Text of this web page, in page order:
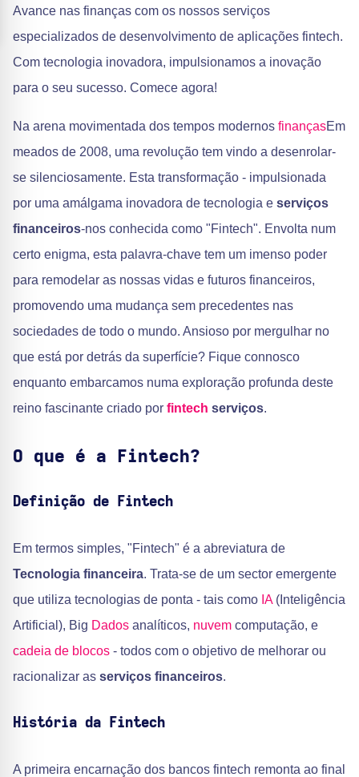
Avance nas finanças com os nossos serviços
especializados de desenvolvimento de aplicações fintech.
Com tecnologia inovadora, impulsionamos a inovação
para o seu sucesso. Comece agora!
Na arena movimentada dos tempos modernos finançasEm
meados de 2008, uma revolução tem vindo a desenrolar-
se silenciosamente. Esta transformação - impulsionada
por uma amálgama inovadora de tecnologia e serviços
financeiros-nos conhecida como "Fintech". Envolta num
certo enigma, esta palavra-chave tem um imenso poder
para remodelar as nossas vidas e futuros financeiros,
promovendo uma mudança sem precedentes nas
sociedades de todo o mundo. Ansioso por mergulhar no
que está por detrás da superfície? Fique connosco
enquanto embarcamos numa exploração profunda deste
reino fascinante criado por fintech serviços.
O que é a Fintech?
Definição de Fintech
Em termos simples, "Fintech" é a abreviatura de
Tecnologia financeira. Trata-se de um sector emergente
que utiliza tecnologias de ponta - tais como IA(Inteligência
Artificial), Big Dados analíticos, nuvem computação, e
cadeia de blocos - todos com o objetivo de melhorar ou
racionalizar as serviços financeiros.
História da Fintech
A primeira encarnação dos bancos fintech remonta ao final